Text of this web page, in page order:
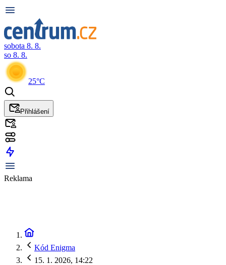
sobota 8. 8.
so 8. 8.
25°C
Přihlášení
Reklama
Kód Enigma
15. 1. 2026, 14:22